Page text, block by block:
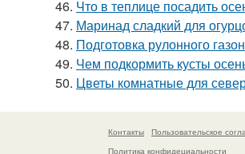
46. Что в теплице посадить
47. Маринад сладкий для
48. Подготовка рулонного
49. Чем подкормить кусты
50. Цветы комнатные для
Контакты
Пользовательское
Политика конфидециальности